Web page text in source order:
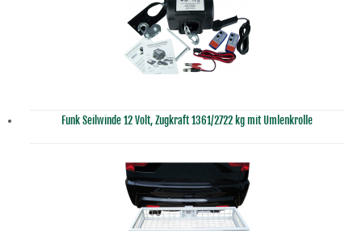
Funk Seilwinde 12 Volt, Zugkraft 1361/2722 kg mit Umlenkrolle